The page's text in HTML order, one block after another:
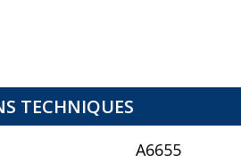
TECHNIQUES
A6655